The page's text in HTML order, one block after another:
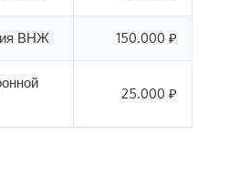
ВНЖ 150.000 ₽
25.000 ₽